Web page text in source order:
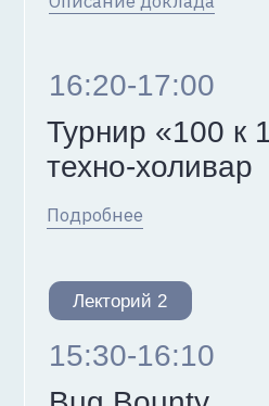
Спасибо, ваша заявка у нас!
организаторов